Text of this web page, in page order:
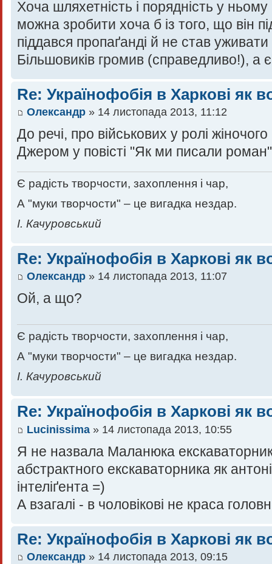
Хоча шляхетність і порядність у
можна зробити хоча б із того, що він
піддався пропаґанді й не став
Більшовиків громив (справедливо!), а
Re: Українофобія в Харкові як
Олександр » 14 листопада 2013, 11:12
До речі, про військових у ролі
Джером у повісті "Як ми писали
Є радість творчости, захоплення і чар,
А "муки творчости" – це вигадка нездар.
І. Качуровський
Re: Українофобія в Харкові як
Олександр » 14 листопада 2013, 11:07
Ой, а що?
Є радість творчости, захоплення і чар,
А "муки творчости" – це вигадка нездар.
І. Качуровський
Re: Українофобія в Харкові як
Lucinissima » 14 листопада 2013, 10:55
Я не назвала Маланюка
абстрактного екскаваторника як
інтеліґента =)
А взагалі - в чоловікові не краса
Re: Українофобія в Харкові як
Олександр » 14 листопада 2013, 09:15